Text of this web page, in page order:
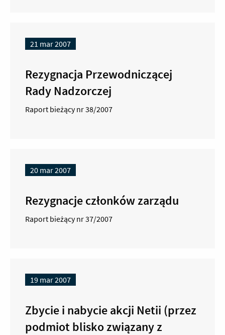
21 mar 2007
Rezygnacja Przewodniczącej
Rady Nadzorczej
Raport bieżący nr 38/2007
20 mar 2007
Rezygnacje członków zarządu
Raport bieżący nr 37/2007
19 mar 2007
Zbycie i nabycie akcji Netii (przez
podmiot blisko związany z